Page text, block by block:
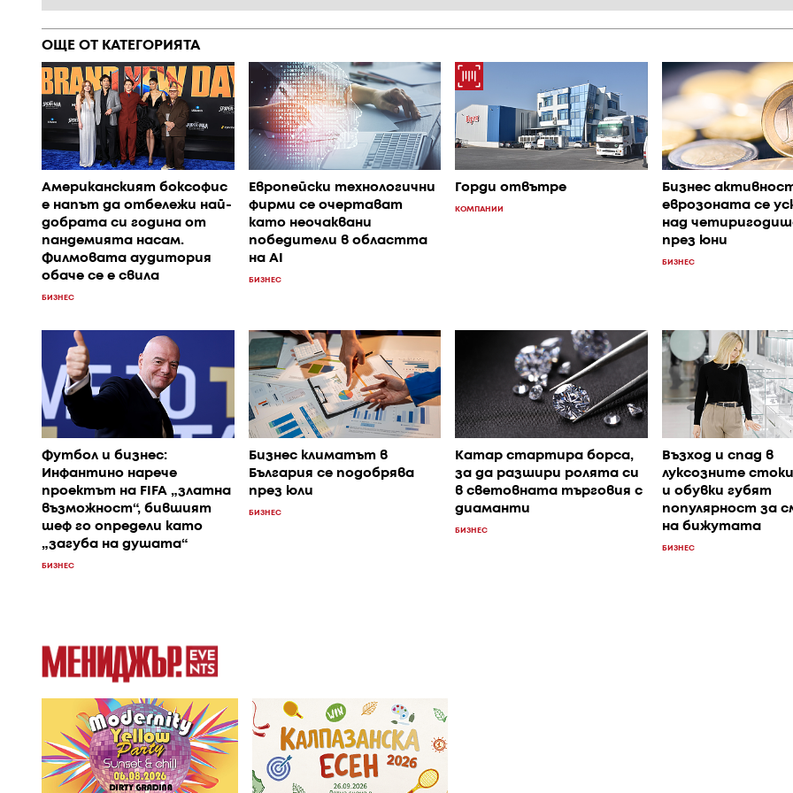
ОЩЕ ОТ КАТЕГОРИЯТА
Американският боксофис
е напът да отбележи най-
добрата си година от
пандемията насам.
Филмовата аудитория
обаче се е свила
БИЗНЕС
Европейски технологични
фирми се очертават
като неочаквани
победители в областта
на AI
БИЗНЕС
Горди отвътре
КОМПАНИИ
Бизнес
еврозоната се
над
през юни
БИЗНЕС
Футбол и бизнес:
Инфантино нарече
проектът на FIFA „златна
възможност“, бившият
шеф го определи като
„загуба на душата“
БИЗНЕС
Бизнес климатът в
България се подобрява
през юли
БИЗНЕС
Катар стартира борса,
за да разшири ролята си
в световната търговия с
диаманти
БИЗНЕС
Възход и спад в
луксозните
и обувки губят
популярност за
на бижутата
БИЗНЕС